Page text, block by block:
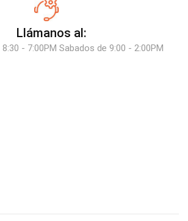
Llámanos al:
- 7:00PM Sabados de 9:00 - 2:00PM